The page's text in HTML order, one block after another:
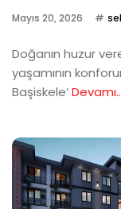
Mayıs 20, 2026
Doğanın huzur
yaşamının
Başiskele’